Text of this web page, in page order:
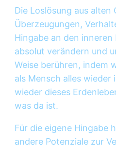
Die Loslösung aus alten
Überzeugungen,
Hingabe an den inneren
absolut verändern und
Weise berühren, indem
als Mensch alles wieder
wieder dieses
was da ist.
Für die eigene Hingabe
andere Potenziale zur